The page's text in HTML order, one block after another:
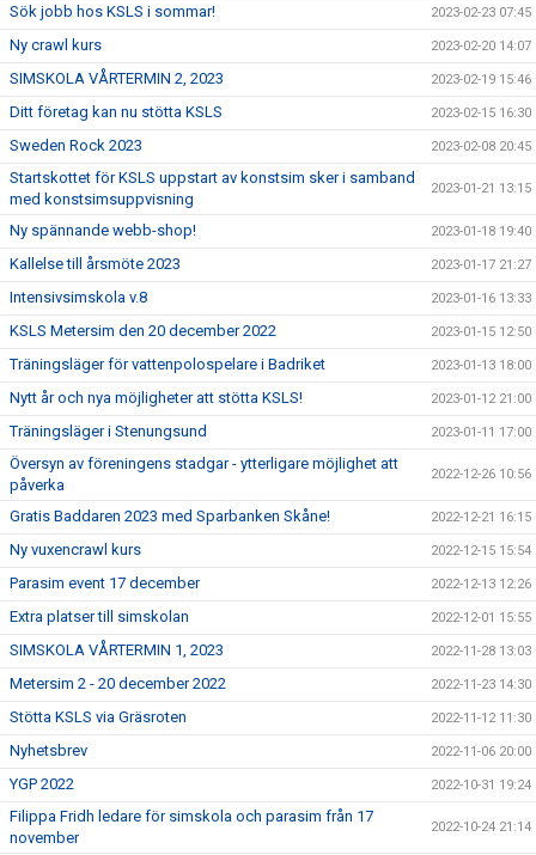
Sök jobb hos KSLS i sommar! 2023-02-23 07:45
Ny crawl kurs 2023-02-20 14:07
SIMSKOLA VÅRTERMIN 2, 2023 2023-02-19 15:46
Ditt företag kan nu stötta KSLS 2023-02-15 16:30
Sweden Rock 2023 2023-02-08 20:45
Startskottet för KSLS uppstart av konstsim sker i samband
med konstsimsuppvisning
2023-01-21 13:15
Ny spännande webb-shop! 2023-01-18 19:40
Kallelse till årsmöte 2023 2023-01-17 21:27
Intensivsimskola v.8 2023-01-16 13:33
KSLS Metersim den 20 december 2022 2023-01-15 12:50
Träningsläger för vattenpolospelare i Badriket 2023-01-13 18:00
Nytt år och nya möjligheter att stötta KSLS! 2023-01-12 21:00
Träningsläger i Stenungsund 2023-01-11 17:00
Översyn av föreningens stadgar - ytterligare möjlighet att
påverka
2022-12-26 10:56
Gratis Baddaren 2023 med Sparbanken Skåne! 2022-12-21 16:15
Ny vuxencrawl kurs 2022-12-15 15:54
Parasim event 17 december 2022-12-13 12:26
Extra platser till simskolan 2022-12-01 15:55
SIMSKOLA VÅRTERMIN 1, 2023 2022-11-28 13:03
Metersim 2 - 20 december 2022 2022-11-23 14:30
Stötta KSLS via Gräsroten 2022-11-12 11:30
Nyhetsbrev 2022-11-06 20:00
YGP 2022 2022-10-31 19:24
Filippa Fridh ledare för simskola och parasim från 17
november
2022-10-24 21:14